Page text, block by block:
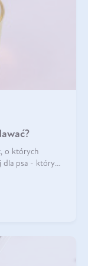
o których
dla psa - który